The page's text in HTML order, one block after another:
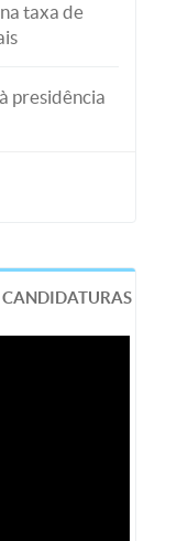
taxa de
presidência
CANDIDATURAS